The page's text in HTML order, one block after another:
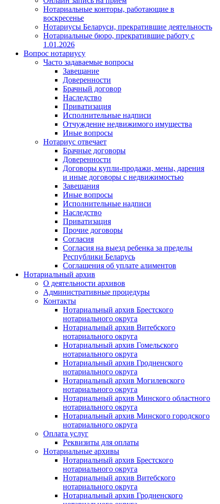
Нотариальные конторы, работающие в
воскресенье
Нотариусы Беларуси, прекратившие деятельность
Нотариальные бюро, прекратившие работу с
1.01.2026
Вопрос нотариусу
Часто задаваемые вопросы
Завещание
Доверенности
Брачный договор
Наследство
Приватизация
Исполнительные надписи
Отчуждение недвижимого имущества
Иные вопросы
Нотариус отвечает
Брачные договоры
Доверенности
Договоры купли-продажи, мены, дарения
и иные договоры с недвижимостью
Завещания
Иные вопросы
Исполнительные надписи
Наследство
Приватизация
Прочие договоры
Согласия
Согласия на выезд ребенка за пределы
Республики Беларусь
Соглашения об уплате алиментов
Нотариальный архив
О деятельности архивов
Административные процедуры
Контакты
Нотариальный архив Брестского
нотариального округа
Нотариальный архив Витебского
нотариального округа
Нотариальный архив Гомельского
нотариального округа
Нотариальный архив Гродненского
нотариального округа
Нотариальный архив Могилевского
нотариального округа
Нотариальный архив Минского областного
нотариального округа
Нотариальный архив Минского городского
нотариального округа
Оплата услуг
Реквизиты для оплаты
Нотариальные архивы
Нотариальный архив Брестского
нотариального округа
Нотариальный архив Витебского
нотариального округа
Нотариальный архив Гродненского